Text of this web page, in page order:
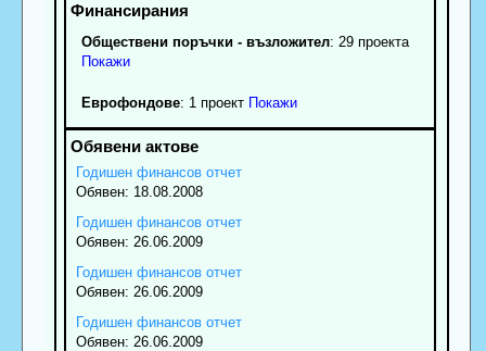
Обществени поръчки - възложител: 29 проекта
Покажи
Еврофондове: 1 проект Покажи
Годишен финансов отчет
Обявен: 18.08.2008
Годишен финансов отчет
Обявен: 26.06.2009
Годишен финансов отчет
Обявен: 26.06.2009
Годишен финансов отчет
Обявен: 26.06.2009